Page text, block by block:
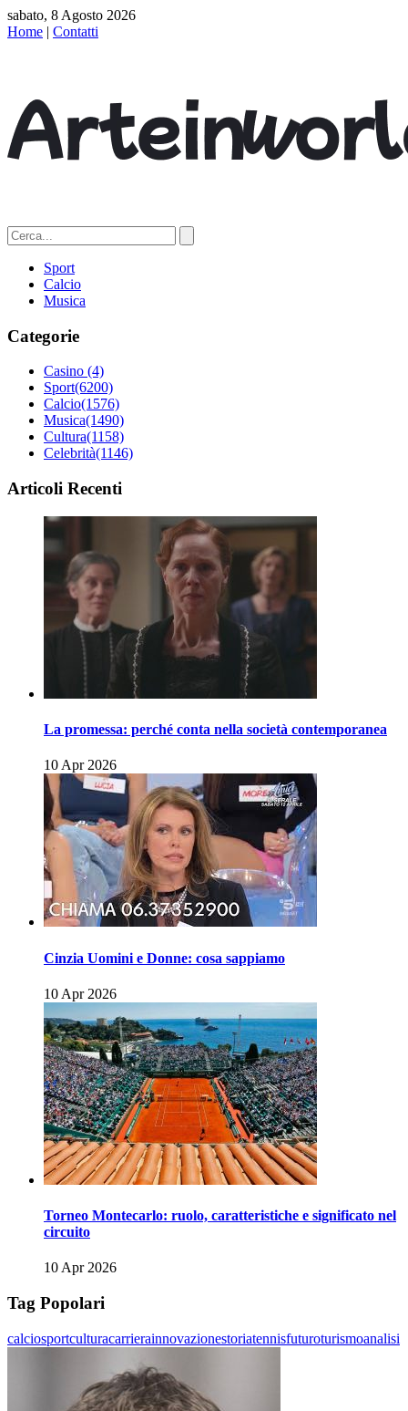
sabato, 8 Agosto 2026
Home | Contatti
Sport
Calcio
Musica
Categorie
Casino (4)
Sport(6200)
Calcio(1576)
Musica(1490)
Cultura(1158)
Celebrità(1146)
Articoli Recenti
La promessa: perché conta nella società contemporanea
10 Apr 2026
Cinzia Uomini e Donne: cosa sappiamo
10 Apr 2026
Torneo Montecarlo: ruolo, caratteristiche e significato nel
circuito
10 Apr 2026
Tag Popolari
calciosportculturacarrierainnovazionestoriatennisfuturoturismoanalisi